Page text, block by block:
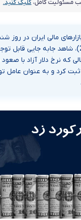
مسئولیت کامل، کلیک کنید.
1404 (3 اکتبر 2025)، شاهد جابه جایی
ثبت کرد و به عنوان عامل